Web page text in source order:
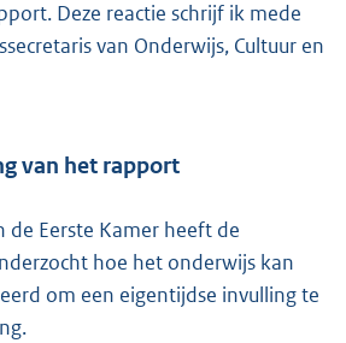
Deze reactie schrijf ik mede
van Onderwijs, Cultuur en
van het rapport
de Eerste Kamer heeft de
hoe het onderwijs kan
om een eigentijdse invulling te